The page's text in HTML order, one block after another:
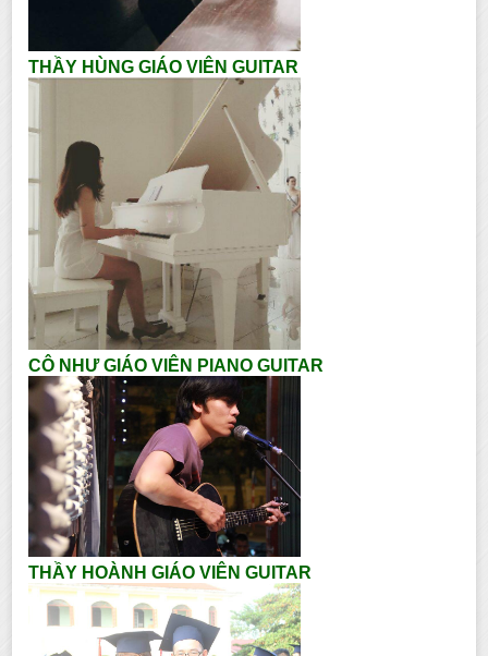
THẦY HÙNG GIÁO VIÊN GUITAR
CÔ NHƯ GIÁO VIÊN PIANO GUITAR
THẦY HOÀNH GIÁO VIÊN GUITAR